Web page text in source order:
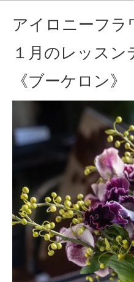
アイロニーフラ
１月のレッスン
《ブーケロン》